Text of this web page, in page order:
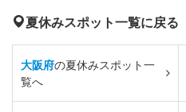
夏休みスポット一覧に戻る
大阪府の夏休みスポット一
覧へ